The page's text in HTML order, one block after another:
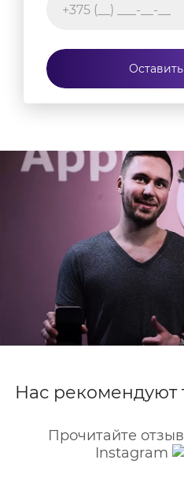
Нас рекомендуют
Прочитайте
Instagram